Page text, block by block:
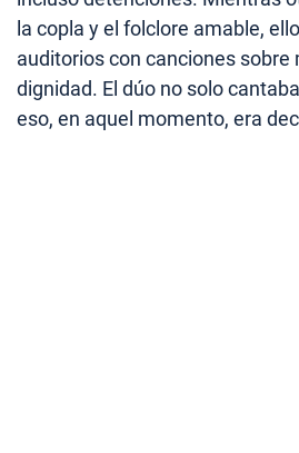
la copla y el folclore amable,
auditorios con canciones sobre
dignidad. El dúo no solo
eso, en aquel momento, era